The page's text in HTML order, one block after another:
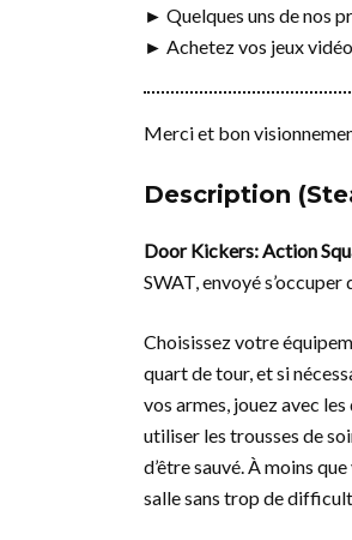
► Quelques uns de nos
► Achetez vos jeux
Merci et bon
Description
Door Kickers: Action
SWAT, envoyé
Choisissez votre
quart de tour, et si
vos armes, jouez avec
utiliser les trousses de
d’être sauvé. À moins
salle sans trop de